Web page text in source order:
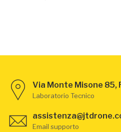
Via Monte Misone 85,
Laboratorio Tecnico
Email supporto